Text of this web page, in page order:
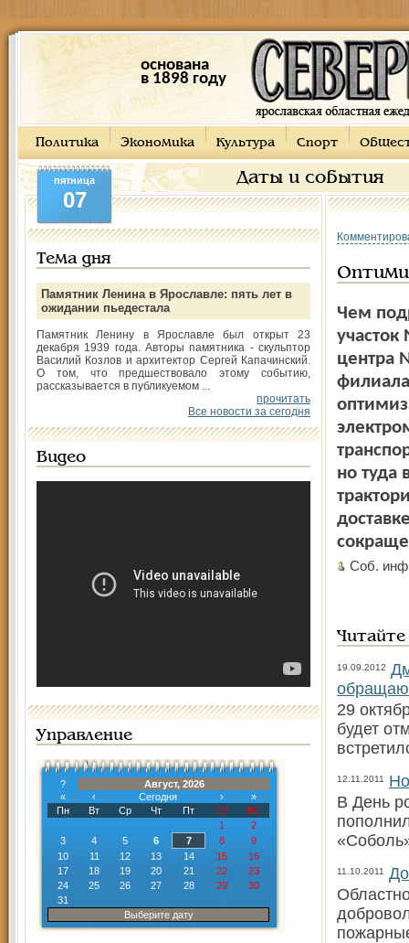
основана
в 1898 году
Политика Экономика Культура Спорт
Даты и события
пятница
07
Тема дня
Памятник Ленина в Ярославле: пять лет в
ожидании пьедестала
Памятник Ленину в Ярославле был открыт 23
декабря 1939 года. Авторы памятника - скульптор
Василий Козлов и архитектор Сергей Капачинский.
О том, что предшествовало этому событию,
рассказывается в публикуемом ...
прочитать
Все новости за сегодня
Видео
Управление
?
Август, 2026
«
‹ Сегодня ›
»
Пн
Вт Ср Чт Пт Сб
Вс
1
2
3
4 5 6 7 8
9
10
11 12 13 14 15
16
17
18 19 20 21 22
23
24
25 26 27 28 29
30
31
Выберите дату
Чем
центра
но туда
Соб.
19.09.2012
29
будет
12.11.2011
В День
11.10.2011